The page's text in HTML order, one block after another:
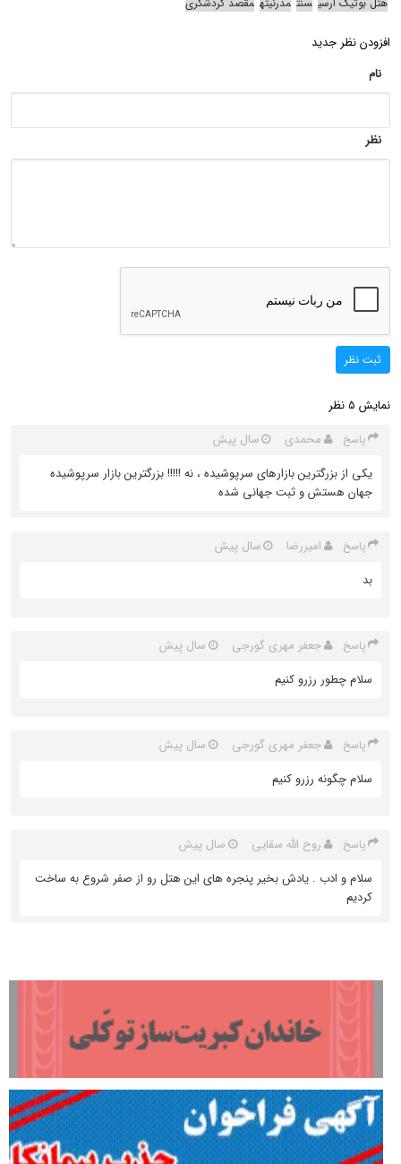
هتل بوتیک ارسی سنت مدرنیته مقصد گردشگری
افزودن نظر جدید
نام
نظر
ثبت نظر
نمایش 5 نظر
پاسخ محمدی
سال پیش
یکی از بزرگترین بازارهای سرپوشیده ، نه !!!!! بزرگترین بازار سرپوشیده
جهان هستش و ثبت جهانی شده
پاسخ امیررضا
سال پیش
بد
پاسخ جعفر مهری گورجی
سال پیش
سلام چطور رزرو کنیم
پاسخ جعفر مهری گورجی
سال پیش
سلام چگونه رزرو کنیم
پاسخ روح الله سقایی
سال پیش
سلام و ادب . یادش بخیر پنجره های این هتل رو از صفر شروع به ساخت
کردیم